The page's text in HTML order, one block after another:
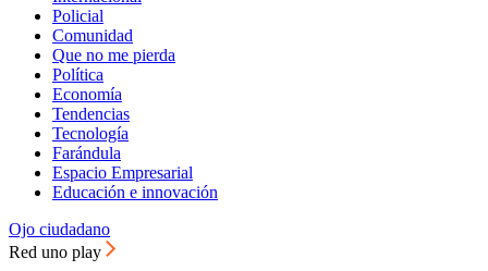
Policial
Comunidad
Que no me pierda
Política
Economía
Tendencias
Tecnología
Farándula
Espacio Empresarial
Educación e innovación
Ojo ciudadano
Red uno play